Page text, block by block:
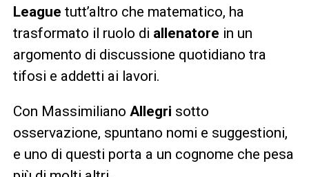
League tutt’altro che matematico, ha
trasformato il ruolo di allenatore in un
argomento di discussione quotidiano tra
tifosi e addetti ai lavori.
Con Massimiliano Allegri sotto
osservazione, spuntano nomi e suggestioni,
e uno di questi porta a un cognome che pesa